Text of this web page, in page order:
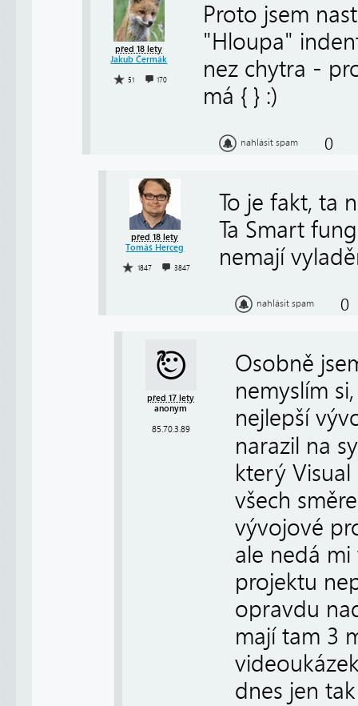
před 18 lety
Jakub Čermák
51 170
Proto jsem
"Hloupa"
nez chytra -
má { } :)
nahlásit spam 0
před 18 lety
Tomáš Herceg
1847 3847
To je fakt, ta
Ta Smart
nemají
nahlásit spam 0
před 17 lety
anonym
85.70.3.89
Osobně
nemyslím
nejlepší
narazil na
který
všech
vývojové
ale nedá
projektu
opravdu
mají tam 3
dnes jen